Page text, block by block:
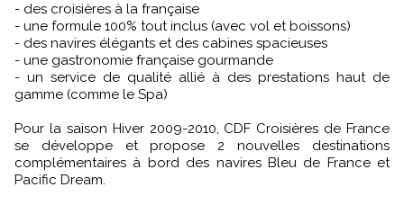
- des croisières à la française
- une formule 100% tout inclus (avec vol et boissons)
- des navires élégants et des cabines spacieuses
- une gastronomie française gourmande
- un service de qualité allié à des prestations haut de
gamme (comme le Spa)
Pour la saison Hiver 2009-2010, CDF Croisières de France
se développe et propose 2 nouvelles destinations
complémentaires à bord des navires Bleu de France et
Pacific Dream.